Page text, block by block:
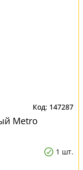
147287
Metro
1 шт.